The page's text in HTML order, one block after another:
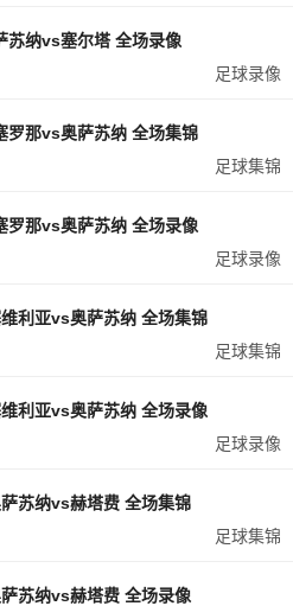
苏纳vs塞尔塔 全场录像
足球录像
罗那vs奥萨苏纳 全场集锦
足球集锦
罗那vs奥萨苏纳 全场录像
足球录像
利亚vs奥萨苏纳 全场集锦
足球集锦
利亚vs奥萨苏纳 全场录像
足球录像
苏纳vs赫塔费 全场集锦
足球集锦
苏纳vs赫塔费 全场录像